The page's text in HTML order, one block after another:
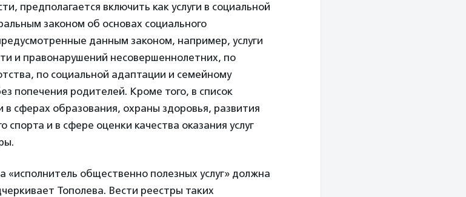
предполагается включить как услуги в социальной
законом об основах социального
данным законом, например, услуги
и правонарушений несовершеннолетних, по
по социальной адаптации и семейному
попечения родителей. Кроме того, в список
в сферах образования, охраны здоровья, развития
спорта и в сфере оценки качества оказания услуг
«исполнитель общественно полезных услуг» должна
Тополева. Вести реестры таких